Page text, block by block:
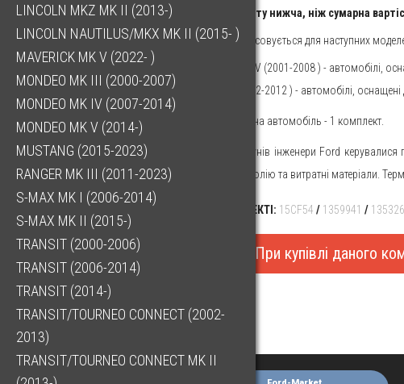
LINCOLN MKZ MK II (2013-)
LINCOLN NAUTILUS/MKX MK II (2015- )
MAVERICK MK V (2022- )
MONDEO MK III (2000-2007)
MONDEO MK IV (2007-2014)
MONDEO MK V (2014-)
MUSTANG (2015-2023)
RANGER MK III (2011-2023)
S-MAX MK I (2006-2014)
S-MAX MK II (2015-)
TRANSIT (2000-2006)
TRANSIT (2006-2014)
TRANSIT (2014-)
TRANSIT/TOURNEO CONNECT (2002-
2013)
TRANSIT/TOURNEO CONNECT MK II
Вартість комплекту нижча, ніж сумарна
Цей комплект застосовується для наступних
Mk V (2001-2008) - автомобілі,
(2002-2012 ) - автомобілі,
Кількість, потрібна на автомобіль - 1 комплект.
При розробці двигунів інженери Ford
тільки оригінальну олію та витратні матеріали.
ТОВАРИ В КОМПЛЕКТІ: 15CF54 / 1359941 /
При купівлі даного